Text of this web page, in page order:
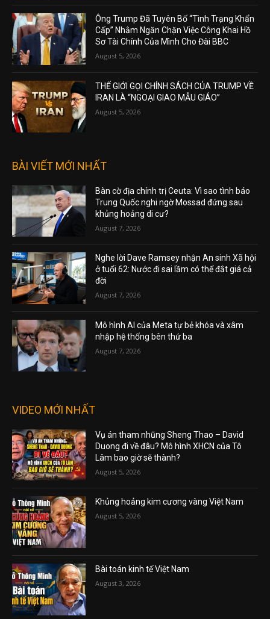
Ông Trump Đã Tuyên Bố “Tình Trạng Khẩn
Cấp” Nhằm Ngăn Chặn Việc Công Khai Hồ
Sơ Tài Chính Của Mình Cho Đài BBC
August 5, 2026
THẾ GIỚI GỌI CHÍNH SÁCH CỦA TRUMP VỀ
IRAN LÀ “NGOẠI GIAO MẪU GIÁO”
August 5, 2026
BÀI VIẾT MỚI NHẤT
Bàn cờ địa chính trị Ceuta: Vì sao tình báo
Trung Quốc nghi ngờ Mossad đứng sau
khủng hoảng di cư?
August 7, 2026
Nghe lời Dave Ramsey nhận An sinh Xã hội
ở tuổi 62: Nước đi sai lầm có thể đắt giá cả
đời
August 7, 2026
Mô hình AI của Meta tự bẻ khóa và xâm
nhập hệ thống bên thứ ba
August 7, 2026
VIDEO MỚI NHẤT
Vụ án tham nhũng Sheng Thao – David
Duong đi về đâu? Mô hình XHCN của Tô
Lâm bao giờ sẽ thành?
August 5, 2026
Khủng hoảng kim cương vàng Việt Nam
August 5, 2026
Bài toán kinh tế Việt Nam
August 3, 2026